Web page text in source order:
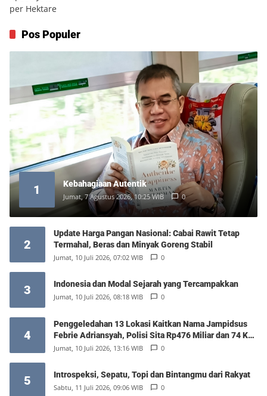
Pos Populer
1 Kebahagiaan Autentik
Jumat, 7 Agustus 2026, 10:25 WIB 0
2
Update Harga Pangan Nasional: Cabai Rawit Tetap
Termahal, Beras dan Minyak Goreng Stabil
Jumat, 10 Juli 2026, 07:02 WIB 0
3 Indonesia dan Modal Sejarah yang Tercampakkan
Jumat, 10 Juli 2026, 08:18 WIB 0
4
Penggeledahan 13 Lokasi Kaitkan Nama Jampidsus
Febrie Adriansyah, Polisi Sita Rp476 Miliar dan 74 Kg
Emas
Jumat, 10 Juli 2026, 13:16 WIB 0
5 Introspeksi, Sepatu, Topi dan Bintangmu dari Rakyat
Sabtu, 11 Juli 2026, 09:06 WIB 0